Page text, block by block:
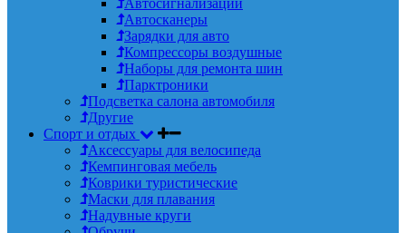
Автосканеры
Зарядки для авто
Компрессоры воздушные
Наборы для ремонта шин
Парктроники
Подсветка салона автомобиля
Другие
Спорт и отдых
Аксессуары для велосипеда
Кемпинговая мебель
Коврики туристические
Маски для плавания
Надувные круги